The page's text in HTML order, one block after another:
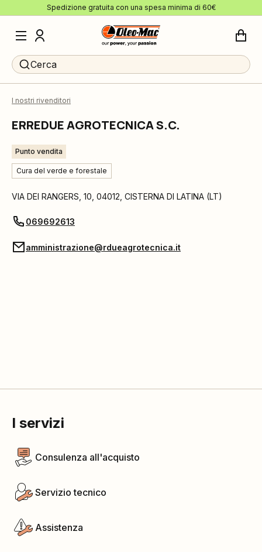
Spedizione gratuita con una spesa minima di 60€
Cerca
I nostri rivenditori
ERREDUE AGROTECNICA S.C.
Punto vendita
Cura del verde e forestale
VIA DEI RANGERS, 10 04012 CISTERNA DI LATINA (LT)
069692613
amministrazione@rdueagrotecnica.it
I servizi
Consulenza all'acquisto
Servizio tecnico
Assistenza